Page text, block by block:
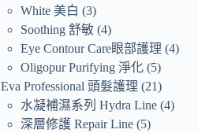
White 美白
3
Soothing 舒敏 4
Eye Contour Care眼部護理 4
Oligopur Purifying 淨化 5
Eva Professional 頭髮護理
21
水凝補濕系列 Hydra Line 4
深層修護 Repair Line 5